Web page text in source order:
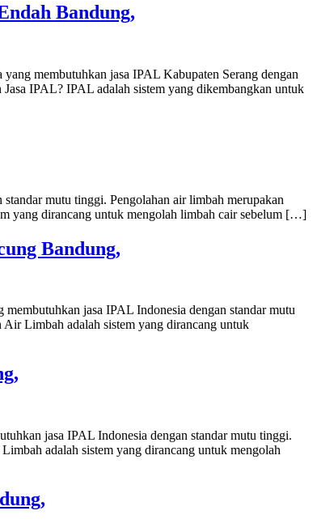
Bandung,
membutuhkan jasa IPAL Kabupaten Serang dengan
IPAL? IPAL adalah sistem yang dikembangkan untuk
mutu tinggi. Pengolahan air limbah merupakan
yang dirancang untuk mengolah limbah cair sebelum […]
Bandung,
jasa IPAL Indonesia dengan standar mutu
Limbah adalah sistem yang dirancang untuk
jasa IPAL Indonesia dengan standar mutu tinggi.
adalah sistem yang dirancang untuk mengolah